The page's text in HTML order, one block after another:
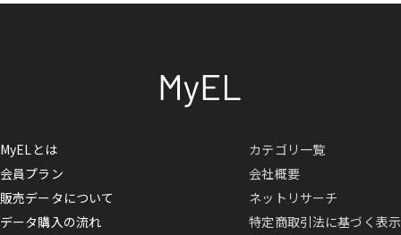
MyELとは
会員プラン
販売データについて
データ購入の流れ
カテゴリ一覧
会社概要
ネットリサーチ
特定商取引法に基づく表示